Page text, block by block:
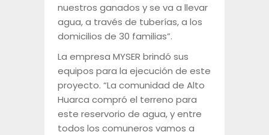
nuestros ganados y se va a llevar
agua, a través de tuberías, a los
domicilios de 30 familias”.
La empresa MYSER brindó sus
equipos para la ejecución de este
proyecto. “La comunidad de Alto
Huarca compró el terreno para
este reservorio de agua, y entre
todos los comuneros vamos a